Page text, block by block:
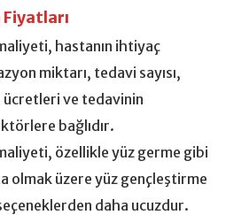
hastanın ihtiyaç
miktarı, tedavi sayısı,
ve tedavinin
bağlıdır.
özellikle yüz germe gibi
olmak üzere yüz gençleştirme
daha ucuzdur.